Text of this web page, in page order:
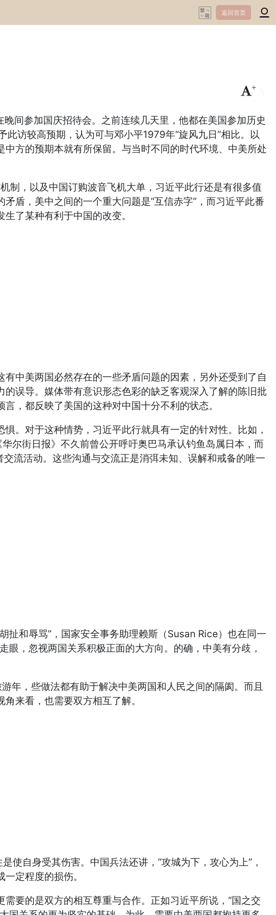
返回首页
+
参加国庆招待会。之前连续几天里，他都在美国参加历史
访较高预期，认为可与邓小平1979年“旋风九日”相比。以
方的预期本就有所保留。与当时不同的时代环境、中美所处
，以及中国订购波音飞机大单，习近平此行还是有很多值
盾，美中之间的一个重大问题是“互信赤字”，而习近平此番
了某种有利于中国的改变。
中美两国必然存在的一些矛盾问题的因素，另外还受到了自
误导。媒体带有意识形态色彩的缺乏客观深入了解的陈旧批
，都反映了美国的这种对中国十分不利的状态。
对于这种情势，习近平此行就具有一定的针对性。比如，
尔街日报》不久前曾公开呼吁奥巴马承认钓鱼岛属日本，而
流活动。这些沟通与交流正是消弭未知、误解和戒备的唯一
和辱骂”，国家安全事务助理赖斯（Susan Rice）也在同一
，忽视两国关系积极正面的大方向。的确，中美有分歧，
，些做法都有助于解决中美两国和人民之间的隔阂。而且
来看，也需要双方相互了解。
自身受其伤害。中国兵法还讲，“攻城为下，攻心为上”，
定程度的损伤。
要的是双方的相互尊重与合作。正如习近平所说，“国之交